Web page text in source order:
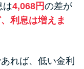
は4,068円の差が
利息は増えま
れば、低い金利